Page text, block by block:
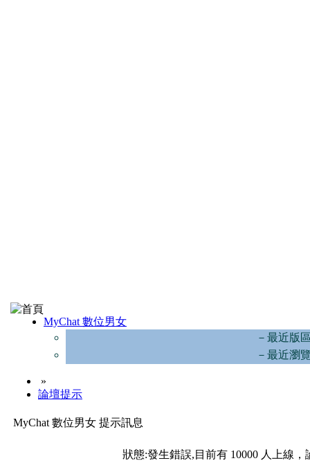
MyChat 數位男女
－最近版
－最近瀏
»
論壇提示
MyChat 數位男女 提示訊息
狀態:發生錯誤,目前有 10000 人上線